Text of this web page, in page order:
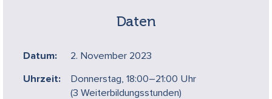
Daten
Datum: 2. November 2023
Uhrzeit:
Donnerstag, 18:00–21:00 Uhr
(3 Weiterbildungsstunden)